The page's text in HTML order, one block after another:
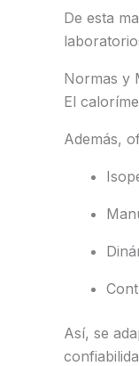
De esta
Normas y
El
Además,
Así, se